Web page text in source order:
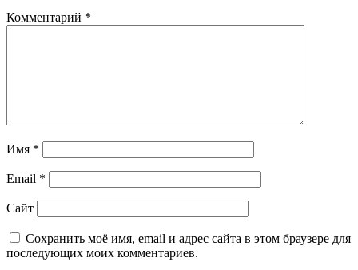
Комментарий *
Имя *
Email *
Сайт
Сохранить моё имя, email и адрес сайта в этом браузере для
последующих моих комментариев.